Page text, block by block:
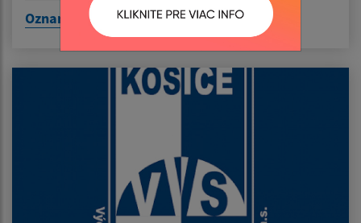
Oznam - MUDr. Pirická